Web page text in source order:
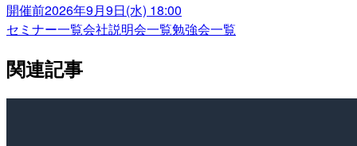
開催前2026年9月9日(水) 18:00
セミナー一覧会社説明会一覧勉強会一覧
関連記事